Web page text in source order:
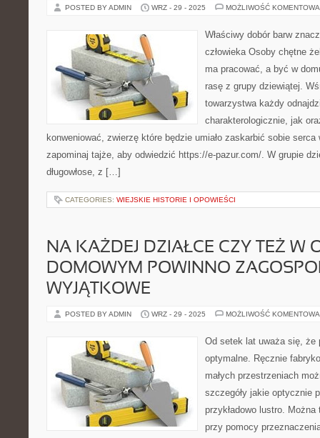
POSTED BY ADMIN WRZ - 29 - 2025 MOŻLIWOŚĆ
Właściwy dobór barw
człowieka Osoby chętne
ma pracować, a być w
rasę z grupy dziewiątej.
towarzystwa każdy
charakterologicznie, jak
konweniować, zwierzę które będzie umiało zaskarbić sobie
zapominaj tajże, aby odwiedzić https://e-pazur.com/. W grupie
długowłose, z […]
CATEGORIES: WIEJSKIE HISTORIE I OPOWIEŚCI
NA KAŻDEJ DZIAŁCE CZY TEŻ W
DOMOWYM POWINNO
WYJĄTKOWE
POSTED BY ADMIN WRZ - 29 - 2025 MOŻLIWOŚĆ
Od setek lat uważa się, że
optymalne. Ręcznie
małych przestrzeniach
szczegóły jakie optycznie
przykładowo lustro.
przy pomocy